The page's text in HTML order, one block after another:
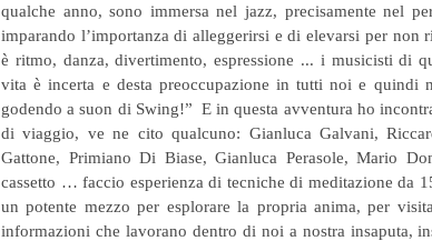
qualche anno, sono immersa nel jazz, precisamente nel
imparando l’importanza di alleggerirsi e di elevarsi per non
è ritmo, danza, divertimento, espressione ... i musicisti di
vita è incerta e desta preoccupazione in tutti noi e quindi
godendo a suon di Swing!”  E in questa avventura ho
di viaggio, ve ne cito qualcuno: Gianluca Galvani,
Gattone, Primiano Di Biase, Gianluca Perasole, Mario
cassetto … faccio esperienza di tecniche di meditazione da
un potente mezzo per esplorare la propria anima, per
informazioni che lavorano dentro di noi a nostra insaputa,